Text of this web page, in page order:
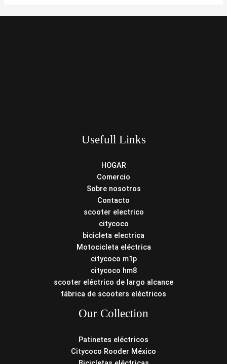
Usefull Links
HOGAR
Comercio
Sobre nosotros
Contacto
scooter electrico
citycoco
bicicleta electrica
Motocicleta eléctrica
citycoco m1p
citycoco hm8
scooter eléctrico de largo alcance
fábrica de scooters eléctricos
Our Collection
Patinetes eléctricos
Citycoco Rooder México